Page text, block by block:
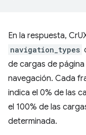
En la respuesta,
navigation_types
de cargas de
navegación. Cada
indica el 0% de las
el 100% de las
determinada.